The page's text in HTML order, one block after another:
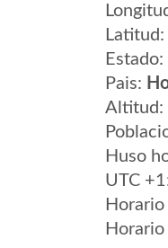
Estado:
Pais:
Altitud:
Huso
UTC